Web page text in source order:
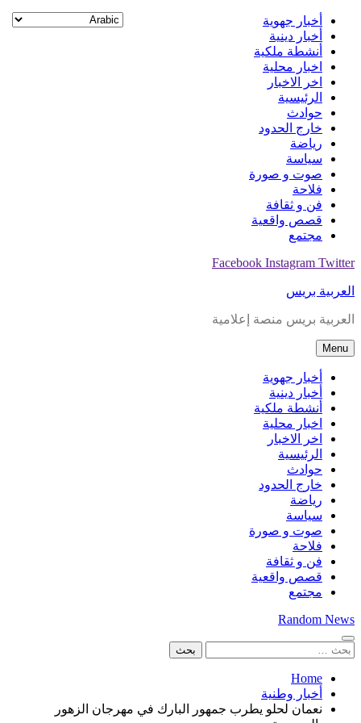
Skip
content
أخبار جهوية
أخبار دينية
أنشطة ملكية
اخبار محلية
اخر الاخبار
الرئيسية
حوادث
خارج الحدود
رياضة
سياسة
صوت و صورة
فلاحة
فن و ثقافة
قصص واقعية
مجتمع
Facebook Instagram Twitter
العربية بريس
العربية بريس منصة إعلامية
Menu
أخبار جهوية
أخبار دينية
أنشطة ملكية
اخبار محلية
اخر الاخبار
الرئيسية
حوادث
خارج الحدود
رياضة
سياسة
صوت و صورة
فلاحة
فن و ثقافة
قصص واقعية
مجتمع
Random News
البحث
Home
أخبار وطنية
نعمان لحلو يطرب جمهور البارك في مهرجان الزهور